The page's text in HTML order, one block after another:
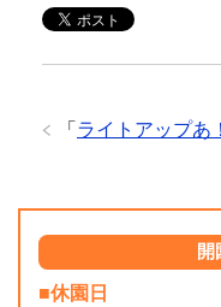
「 ライトアップあ
開
■休園日